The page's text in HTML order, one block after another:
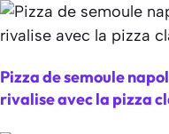
Pizza de semoule
rivalise avec la pizza